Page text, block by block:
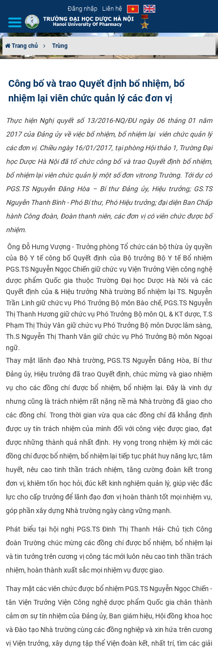
Đăng nhập Liên hệ
CƠ CẤU TỔ CHỨC
ĐÀO TẠO
ĐẢM BẢO CHẤT LƯỢNG
KHOA HỌC CÔNG NGHỆ
HTQT
CỰU NGƯỜI HỌC
Trang chủ Trùng
Công bố và trao Quyết định bổ nhiệm, bổ
nhiệm lại viên chức quản lý các đơn vị
Thực hiện Nghị quyết số 13/2016-NQ/ĐU ngày 06 tháng 01 năm
2017 của Đảng ủy về việc bổ nhiệm, bổ nhiệm lại viên chức quản lý
các đơn vị. Chiều ngày 16/01/2017, tại phòng Hội thảo 1, Trường Đại
học Dược Hà Nội đã tổ chức công bố và trao Quyết định bổ nhiệm,
bổ nhiệm lại viên chức quản lý một số đơn vịtrong Trường. Tới dự có
PGS.TS Nguyễn Đăng Hòa – Bí thư Đảng ủy, Hiệu trưởng; GS.TS
Nguyễn Thanh Bình - Phó Bí thư, Phó Hiệu trưởng; đại diện Ban Chấp
hành Công đoàn, Đoàn thanh niên, các đơn vị có viên chức được bổ
nhiệm. ​ ​
​Ông Đỗ Hưng Vượng - Trưởng phòng Tổ chức cán bộ thừa ủy quyền
của Bộ Y tế công bố Quyết định của Bộ trưởng Bộ Y tế Bổ nhiệm
PGS.TS Nguyễn Ngọc Chiến giữ chức vụ Viện Trưởng Viện công nghệ
dược phẩm Quốc gia thuộc Trường Đại học Dược Hà Nôi và các
Quyết định của & Hiệu trưởng Nhà trường Bổ nhiệm lại TS. Nguyễn
Trần Linh giữ chức vụ Phó Trưởng Bộ môn Bào chế, PGS.TS Nguyễn
Thị Thanh Hương giữ chức vụ Phó Trưởng Bộ môn QL & KT dược, T.S
Phạm Thị Thúy Vân giữ chức vụ Phó Trưởng Bộ môn Dược lâm sàng,
Th.S Nguyễn Thị Thanh Vân giữ chức vụ Phó Trưởng Bộ môn Ngoại
ngữ.
Thay mặt lãnh đạo Nhà trường, PGS.TS Nguyễn Đăng Hòa, Bí thư
Đảng ủy, Hiệu trưởng đã trao Quyết định, chúc mừng và giao nhiệm
vụ cho các đồng chí được bổ nhiệm, bổ nhiệm lại. Đây là vinh dự
nhưng cũng là trách nhiệm rất nặng nề mà Nhà trường đã giao cho
các đồng chí. Trong thời gian vừa qua các đồng chí đã khẳng định
được uy tín trách nhiệm của mình đối với công việc được giao, đạt
được những thành quả nhất định. Hy vọng trong nhiệm kỳ mới các
đồng chí được bổ nhiệm, bổ nhiệm lại tiếp tục phát huy năng lực, tâm
huyết, nêu cao tinh thần trách nhiệm, tăng cường đoàn kết trong
đơn vị, khiêm tốn học hỏi, đúc kết kinh nghiệm quản lý, giúp việc đắc
lực cho cấp trưởng để lãnh đạo đơn vị hoàn thành tốt mọi nhiệm vụ,
góp phần xây dựng Nhà trường ngày càng vững mạnh.
Phát biểu tại hội nghị PGS.TS Đinh Thị Thanh Hải- Chủ tịch Công
đoàn Trường chúc mừng các đồng chí được bổ nhiệm, bổ nhiệm lại
và tin tưởng trên cương vị công tác mới luôn nêu cao tinh thần trách
nhiệm, hoàn thành xuất sắc mọi nhiệm vụ được giao.
Thay mặt các viên chức được bổ nhiệm PGS.TS Nguyễn Ngọc Chiến -
tân Viện Trưởng Viện Công nghệ dược phẩm Quốc gia chân thành
cảm ơn sự tín nhiệm của Đảng ủy, Ban giám hiệu, Hội đồng khoa học
và Đào tạo Nhà trường cùng các đồng nghiệp và xin hứa trên cương
vị Viện trưởng, xây dựng tập thể Viện đoàn kết, nhất trí, tìm các giải